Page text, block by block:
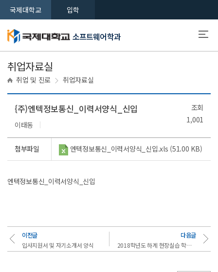
국제대학교 입학
소프트웨어학과
취업 및 진로 취업자료실
취업자료실
{주)엔텍정보통신_이력서양식_신입
조회
1,001
이태동
첨부파일 엔텍정보통신_이력서양식_신입.xls (51.00 KB)
엔텍정보통신_이력서양식_신입
이전글
입사지원서 및 자기소개서 양식
다음글
2018학년도 하계 현장실습 학생 필수 서류 안내